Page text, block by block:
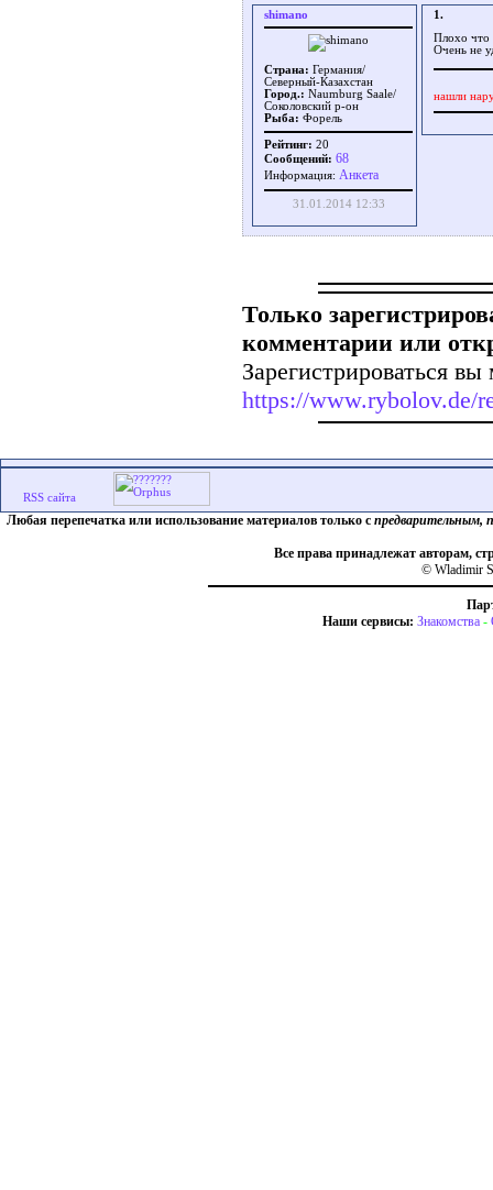
shimano
Страна: Германия/
Северный-Казахстан
Город.: Naumburg Saale/
Соколовский р-он
Рыба: Форель
Рейтинг: 20
Сообщений: 68
Информация: Aнкета
31.01.2014 12:33
1.
Плохо что
Очень не
нашли
Только
комментарии или
Зарегистрироваться
https://www.rybolov.de/
Любая перепечатка или использование материалов только с предварительным,
Все права принадлежат авторам,
© Wladimir
Наши сервисы: Знакомства -